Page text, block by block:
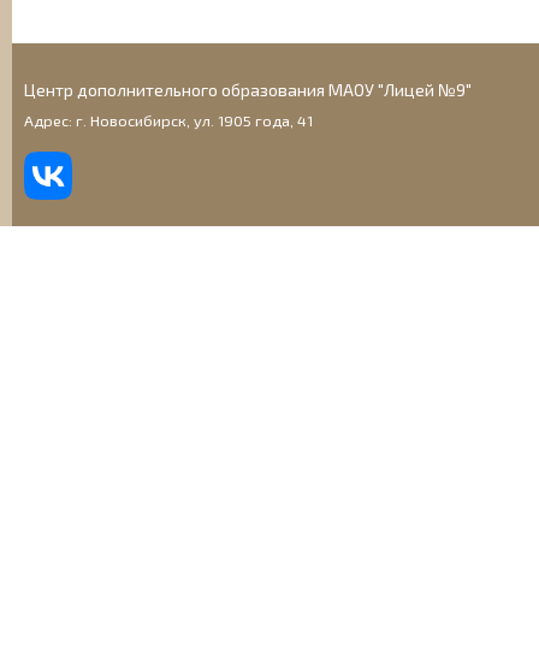
Центр дополнительного образования МАОУ "Лицей №9"
Адрес: г. Новосибирск, ул. 1905 года, 41